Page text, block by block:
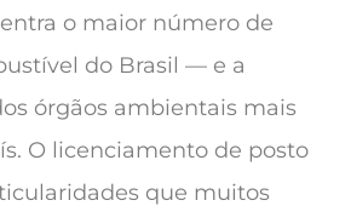
o maior número de
do Brasil — e a
órgãos ambientais mais
O licenciamento de posto
que muitos